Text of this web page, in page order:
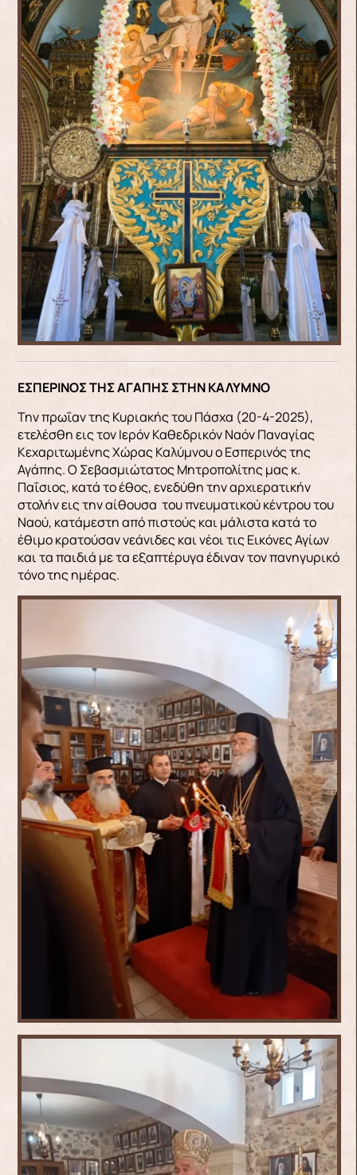
ΕΣΠΕΡΙΝΟΣ ΤΗΣ ΑΓΑΠΗΣ ΣΤΗΝ ΚΑΛΥΜΝΟ
Την πρωΐαν της Κυριακής του Πάσχα (20-4-2025),
ετελέσθη εις τον Ιερόν Καθεδρικόν Ναόν Παναγίας
Κεχαριτωμένης Χώρας Καλύμνου ο Εσπερινός της
Αγάπης. Ο Σεβασμιώτατος Μητροπολίτης μας κ.
Παΐσιος, κατά το έθος, ενεδύθη την αρχιερατικήν
στολήν εις την αίθουσα του πνευματικού κέντρου του
Ναού, κατάμεστη από πιστούς και μάλιστα κατά το
έθιμο κρατούσαν νεάνιδες και νέοι τις Εικόνες Αγίων
και τα παιδιά με τα εξαπτέρυγα έδιναν τον πανηγυρικό
τόνο της ημέρας.